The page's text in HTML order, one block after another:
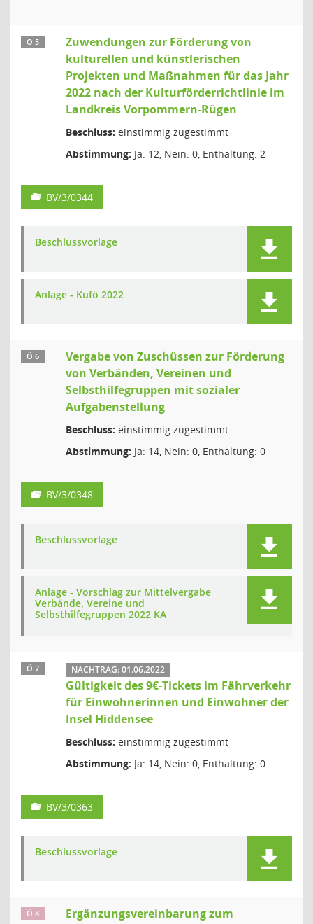
Ö 5
Zuwendungen zur Förderung von
kulturellen und künstlerischen
Projekten und Maßnahmen für das Jahr
2022 nach der Kulturförderrichtlinie im
Landkreis Vorpommern-Rügen
Beschluss: einstimmig zugestimmt
Abstimmung: Ja: 12, Nein: 0, Enthaltung: 2
BV/3/0344
Beschlussvorlage
Anlage - Kufö 2022
Ö 6
Vergabe von Zuschüssen zur Förderung
von Verbänden, Vereinen und
Selbsthilfegruppen mit sozialer
Aufgabenstellung
Beschluss: einstimmig zugestimmt
Abstimmung: Ja: 14, Nein: 0, Enthaltung: 0
BV/3/0348
Beschlussvorlage
Anlage - Vorschlag zur Mittelvergabe
Verbände, Vereine und
Selbsthilfegruppen 2022 KA
Ö 7 NACHTRAG: 01.06.2022
Gültigkeit des 9€-Tickets im Fährverkehr
für Einwohnerinnen und Einwohner der
Insel Hiddensee
Beschluss: einstimmig zugestimmt
Abstimmung: Ja: 14, Nein: 0, Enthaltung: 0
BV/3/0363
Beschlussvorlage
Ö 8
Ergänzungsvereinbarung zum